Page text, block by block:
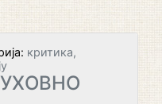
критика,